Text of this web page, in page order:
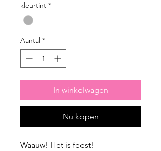
kleurtint *
Aantal *
In winkelwagen
Nu kopen
Waauw! Het is feest!